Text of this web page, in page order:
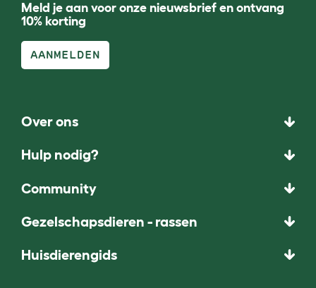
Meld je aan voor onze nieuwsbrief en ontvang
10% korting
AANMELDEN
Over ons
Hulp nodig?
Community
Gezelschapsdieren - rassen
Huisdierengids